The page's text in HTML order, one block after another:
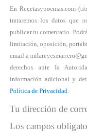
En Recetasypoemas.com
trataremos los datos que
publicar tu comentario.
limitación, oposición,
email a
derechos ante la
información adicional y
Política de Privacidad.
Tu dirección de
Los campos